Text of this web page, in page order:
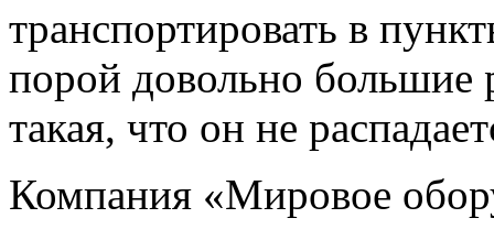
транспортировать в
порой довольно большие
такая, что он не
Компания «Мировое